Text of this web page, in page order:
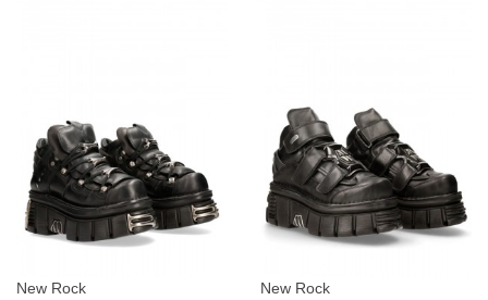
New Rock
New Rock